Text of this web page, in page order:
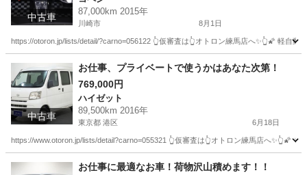
中古車
87,000km 2015年
川崎市 8月1日
https://otoron.jp/lists/detail/?carno=056122 👆仮審査は👆オトロン練馬店へ✨👆🌠 軽自
神奈川 川崎市 コペン オトロン
中古車
お仕事、プライベートで使うかはあなた次第！
769,000円
ハイゼット
89,500km 2016年
東京都 港区 6月18日
https://www.otoron.jp/lists/detail?carno=055321 👆仮審査は👆オトロン練馬店へ✨👆🌠
東京 港区 ハイゼット オトロン
お仕事に最適なお車！荷物沢山積めます！！